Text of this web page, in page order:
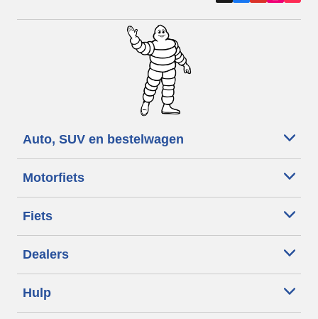
Auto, SUV en bestelwagen
Motorfiets
Fiets
Dealers
Hulp